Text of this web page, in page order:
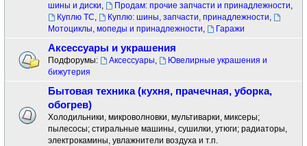
шины и диски, Продам: прочие запчасти и принадлежности,
Куплю ТС, Куплю: шины, запчасти, принадлежности,
Мотоциклы, мопеды и принадлежности, Гаражи
Аксессуары и украшения
Подфорумы: Аксессуары,
Ювелирные украшения и
бижутерия
Бытовая техника (кухня, прачечная, уборка,
обогрев)
Холодильники, микроволновки, мультиварки, миксеры;
пылесосы; стиральные машины, сушилки, утюги; радиаторы,
электрокамины, увлажнители воздуха и т.п.